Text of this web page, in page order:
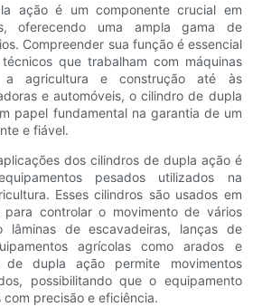
ação é um componente crucial em
oferecendo uma ampla gama de
Compreender sua função é essencial
que trabalham com máquinas
a agricultura e construção até às
e automóveis, o cilindro de dupla
papel fundamental na garantia de um
e fiável.
dos cilindros de dupla ação é
pesados ​​utilizados na
Esses cilindros são usados ​​em
para controlar o movimento de vários
lâminas de escavadeiras, lanças de
agrícolas como arados e
dupla ação permite movimentos
possibilitando que o equipamento
precisão e eficiência.